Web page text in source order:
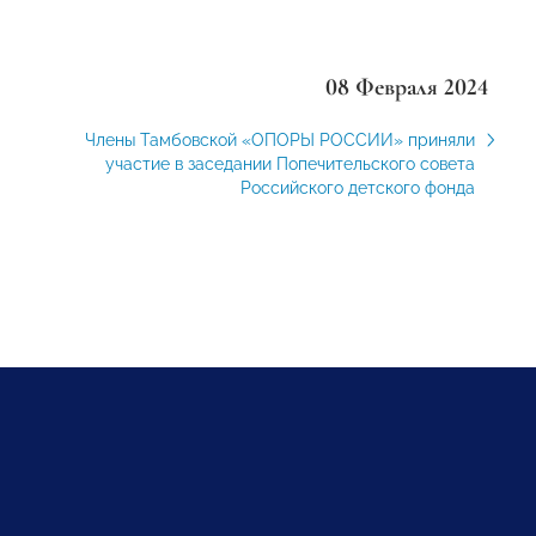
08 Февраля 2024
Члены Тамбовской «ОПОРЫ РОССИИ» приняли
участие в заседании Попечительского совета
Российского детского фонда